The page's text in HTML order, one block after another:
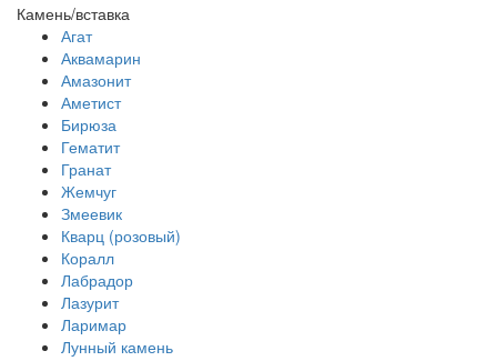
Камень/вставка
Агат
Аквамарин
Амазонит
Аметист
Бирюза
Гематит
Гранат
Жемчуг
Змеевик
Кварц (розовый)
Коралл
Лабрадор
Лазурит
Ларимар
Лунный камень